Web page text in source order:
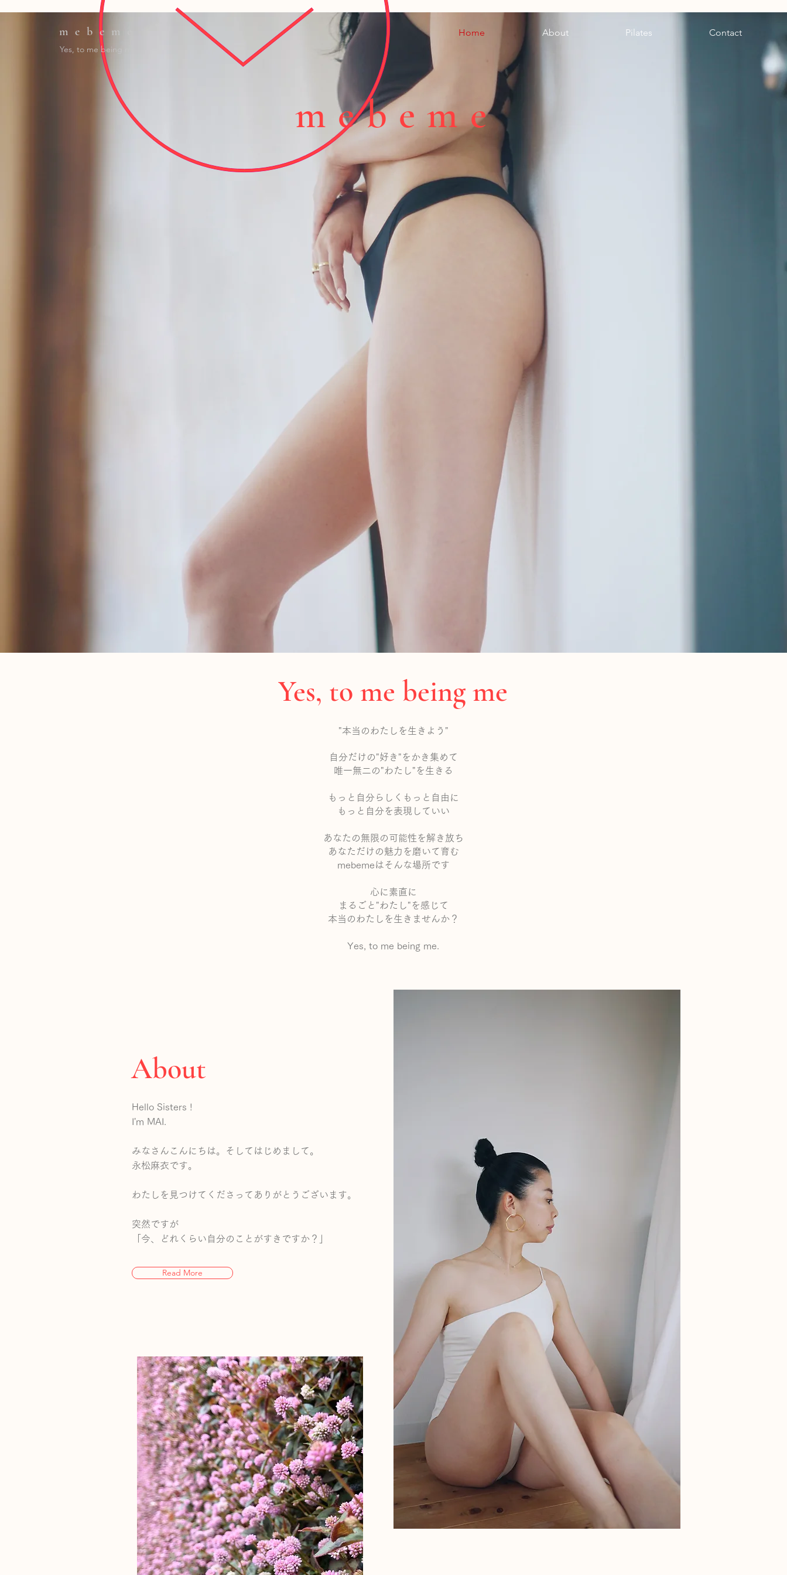
mebeme
Yes, to me being me
Home About Pilates Contact
mebeme
Yes, to me being me
"本当のわたしを生きよう"
自分だけの"好き"をかき集めて
唯一無二の"わたし"を生きる
もっと自分らしくもっと自由に
もっと自分を表現していい
あなたの無限の可能性を解き放ち
あなただけの魅力を磨いて育む
mebemeはそんな場所です
心に素直に
まるごと"わたし"を感じて
本当のわたしを生きませんか？
Yes, to me being me.
About
Hello Sisters !
I'm MAI.
みなさんこんにちは。そしてはじめまして。
永松麻衣です。
わたしを見つけてくださってありがとうございます。
突然ですが
「今、どれくらい自分のことがすきですか？」
Read More